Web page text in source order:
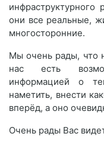
инфраструктурного
они все реальные,
многосторонние.
Мы очень рады, что
нас есть
информацией о
наметить, внести
вперёд, а оно
Очень рады Вас